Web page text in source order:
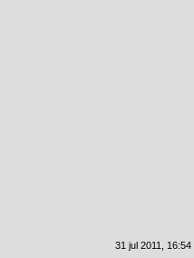
31 jul 2011, 16:54